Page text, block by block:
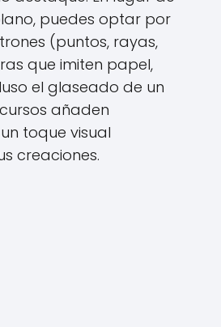
puedes optar por
(puntos, rayas,
que imiten papel,
el glaseado de un
añaden
toque visual
creaciones.